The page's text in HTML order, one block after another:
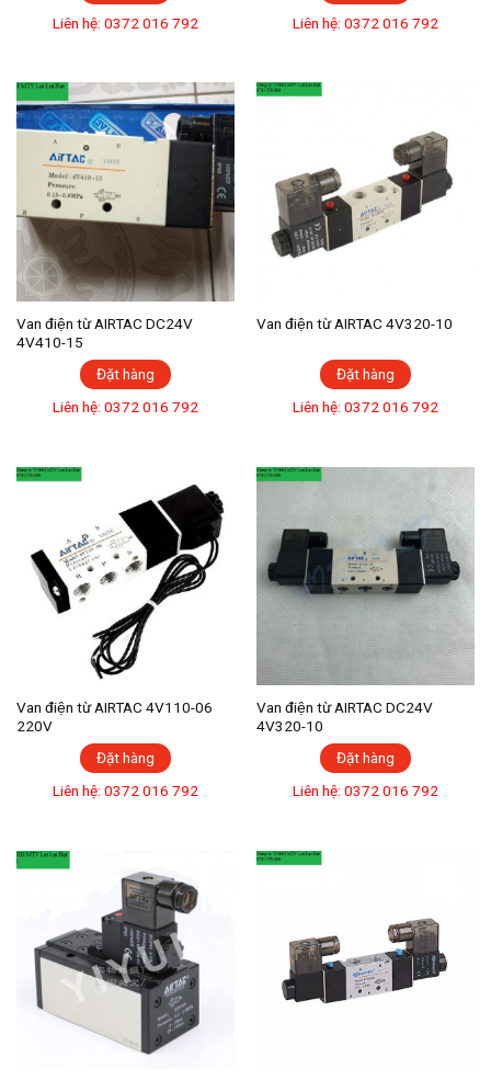
Liên hệ: 0372 016 792
Liên hệ: 0372 016 792
Van điện từ AIRTAC DC24V
4V410-15
Đặt hàng
Liên hệ: 0372 016 792
Van điện từ AIRTAC 4V320-10
Đặt hàng
Liên hệ: 0372 016 792
Van điện từ AIRTAC 4V110-06
220V
Đặt hàng
Liên hệ: 0372 016 792
Van điện từ AIRTAC DC24V
4V320-10
Đặt hàng
Liên hệ: 0372 016 792